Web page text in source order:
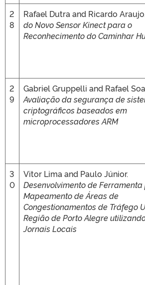
2
8
Rafael Dutra and Ricardo Araujo.
do Novo Sensor Kinect para o
Reconhecimento do Caminhar
2
9
Gabriel Gruppelli and Rafael
Avaliação da segurança de
criptográficos baseados em
microprocessadores ARM
3
0
Vitor Lima and Paulo Júnior.
Desenvolvimento de
Mapeamento de Áreas de
Congestionamentos de Tráfego
Região de Porto Alegre
Jornais Locais